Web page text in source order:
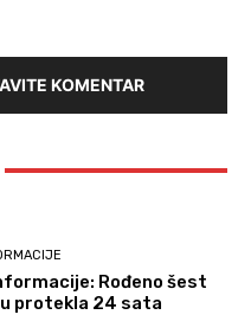
KOMENTAR
Rođeno šest
protekla 24 sata